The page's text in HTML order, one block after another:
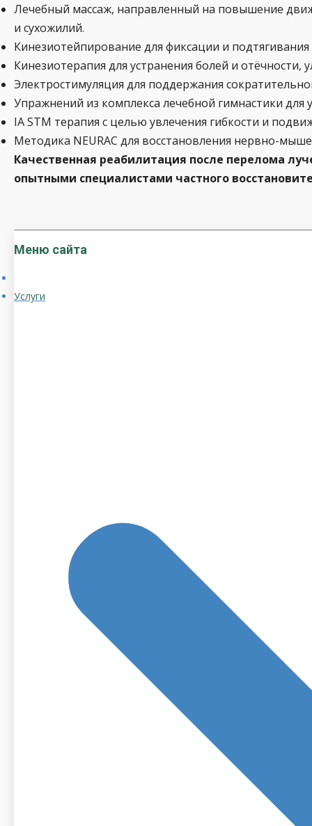
Лечебный массаж, направленный на повышение
и сухожилий.
Кинезиотейпирование для фиксации и
Кинезиотерапия для устранения болей и отёчности,
Электростимуляция для поддержания
Упражнений из комплекса лечебной гимнастики для
IA STM терапия с целью увлечения гибкости и
Методика NEURAC для восстановления нервно-
Качественная реабилитация после перелома
опытными специалистами частного
Меню сайта
Услуги